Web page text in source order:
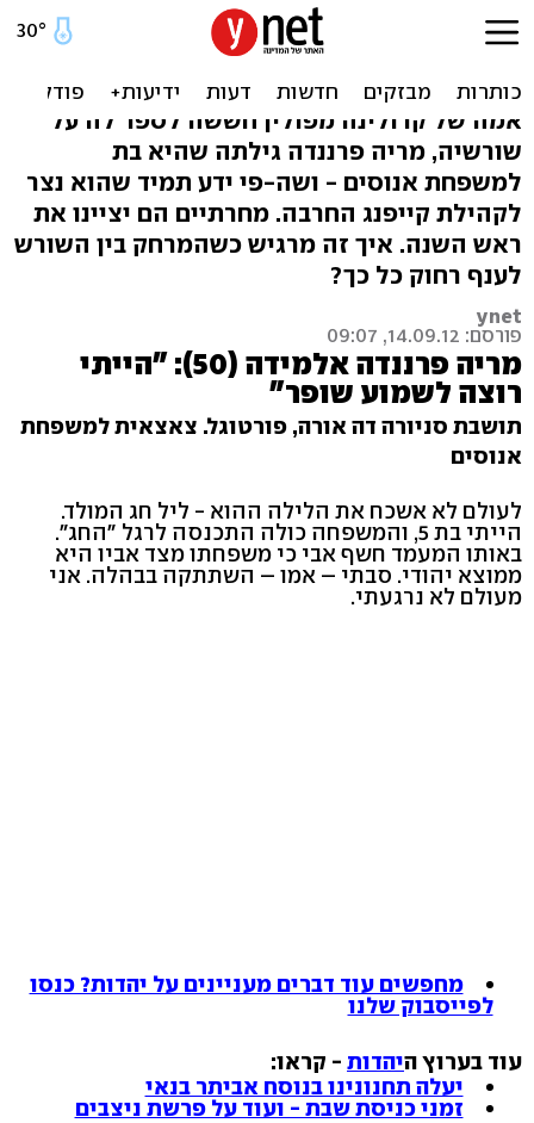
פתאום, באמצע החיים, גילינו
שאנחנו יהודים
אמה של קרולינה מפולין חששה לספר לה על
שורשיה, מריה פרננדה גילתה שהיא בת
למשפחת אנוסים - ושה-פי ידע תמיד שהוא נצר
לקהילת קייפנג החרבה. מחרתיים הם יציינו את
ראש השנה. איך זה מרגיש כשהמרחק בין השורש
לענף רחוק כל כך?
ynet
פורסם: 14.09.12, 09:07
מריה פרננדה אלמידה (50): "הייתי
רוצה לשמוע שופר"
תושבת סניורה דה אורה, פורטוגל. צאצאית למשפחת
אנוסים
לעולם לא אשכח את הלילה ההוא - ליל חג המולד.
הייתי בת 5, והמשפחה כולה התכנסה לרגל "החג".
באותו המעמד חשף אבי כי משפחתו מצד אביו היא
ממוצא יהודי. סבתי – אמו – השתתקה בבהלה. אני
מעולם לא נרגעתי.
מחפשים עוד דברים מעניינים על יהדות? כנסו
לפייסבוק שלנו
עוד בערוץ היהדות - קראו:
יעלה תחנונינו בנוסח אביתר בנאי
זמני כניסת שבת - ועוד על פרשת ניצבים